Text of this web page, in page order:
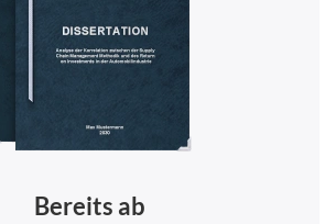
Bereits ab